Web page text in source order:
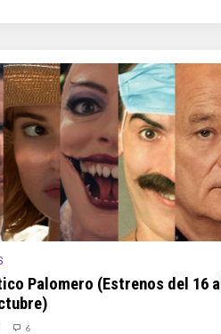
Palomero (Estrenos del 16 al
6